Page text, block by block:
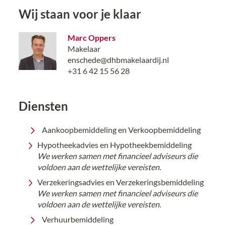
Wij staan voor je klaar
Marc Oppers
Makelaar
enschede@dhbmakelaardij.nl
+31 6 42 15 56 28
Diensten
Aankoopbemiddeling en Verkoopbemiddeling
Hypotheekadvies en Hypotheekbemiddeling
We werken samen met financieel adviseurs die
voldoen aan de wettelijke vereisten.
Verzekeringsadvies en Verzekeringsbemiddeling
We werken samen met financieel adviseurs die
voldoen aan de wettelijke vereisten.
Verhuurbemiddeling